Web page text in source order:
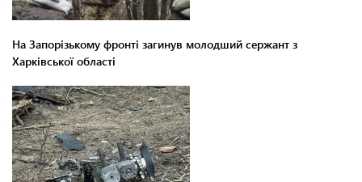
На Запорізькому фронті загинув молодший сержант з
Харківської області